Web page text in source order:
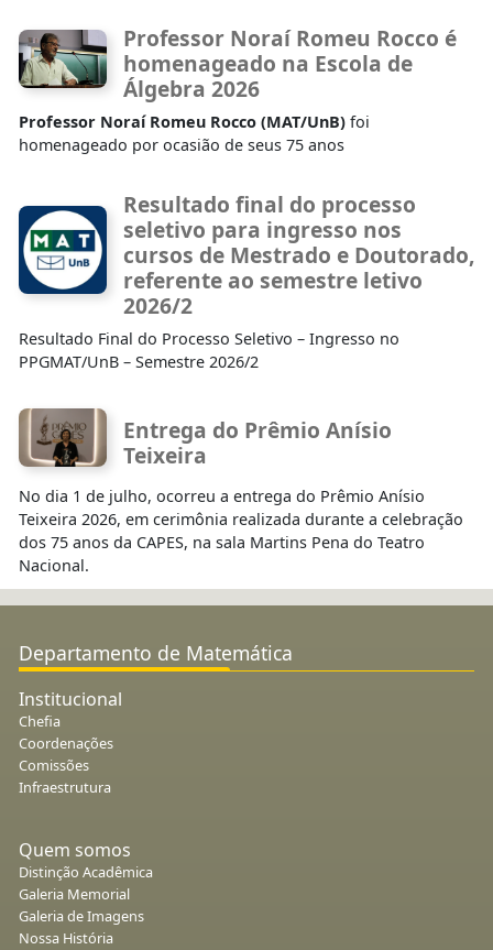
Professor Noraí Romeu Rocco é
homenageado na Escola de
Álgebra 2026
Professor Noraí Romeu Rocco (MAT/UnB) foi
homenageado por ocasião de seus 75 anos
Resultado final do processo
seletivo para ingresso nos
cursos de Mestrado e Doutorado,
referente ao semestre letivo
2026/2
Resultado Final do Processo Seletivo – Ingresso no
PPGMAT/UnB – Semestre 2026/2
Entrega do Prêmio Anísio
Teixeira
No dia 1 de julho, ocorreu a entrega do Prêmio Anísio
Teixeira 2026, em cerimônia realizada durante a celebração
dos 75 anos da CAPES, na sala Martins Pena do Teatro
Nacional.
Departamento de Matemática
Institucional
Chefia
Coordenações
Comissões
Infraestrutura
Quem somos
Distinção Acadêmica
Galeria Memorial
Galeria de Imagens
Nossa História